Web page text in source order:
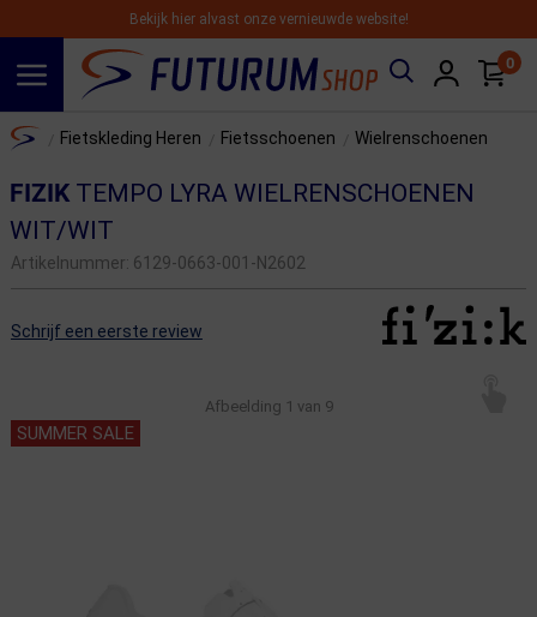
Bekijk hier alvast onze vernieuwde website!
0
Home Fietskleding Heren Fietsschoenen Wielrenschoenen
FIZIKTEMPO LYRA WIELRENSCHOENEN
WIT/WIT
Artikelnummer: 6129-0663-001-N2602
Schrijf een eerste review
Afbeelding 1 van 9
SUMMER SALE